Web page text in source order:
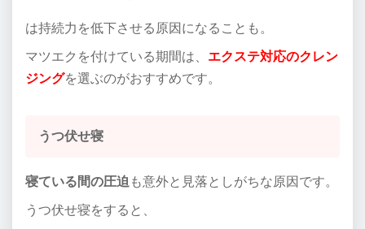
は持続力を低下させる原因になることも。
マツエクを付けている期間は、 エクステ対応のクレン
ジングを選ぶのがおすすめです。
うつ伏せ寝
寝ている間の圧迫 も意外と見落としがちな原因です。
うつ伏せ寝をすると、